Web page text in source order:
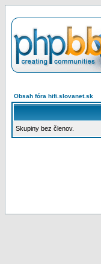
Obsah fóra hifi.slovanet.sk
Skupiny bez členov.